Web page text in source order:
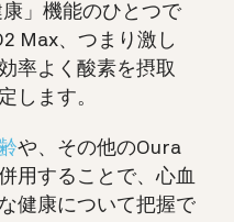
」機能のひとつで
Max、つまり激し
率よく酸素を摂取
します。
や、その他のOura
用することで、心血
健康について把握で